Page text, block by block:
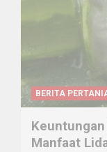
BERITA
Manfaat